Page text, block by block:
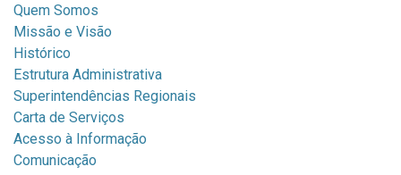
Quem Somos
Missão e Visão
Histórico
Estrutura Administrativa
Superintendências Regionais
Carta de Serviços
Acesso à Informação
Comunicação